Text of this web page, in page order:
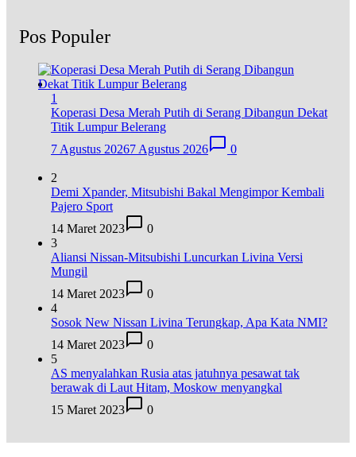
Pos Populer
1
Koperasi Desa Merah Putih di Serang Dibangun Dekat
Titik Lumpur Belerang
7 Agustus 20267 Agustus 2026 0
2
Demi Xpander, Mitsubishi Bakal Mengimpor Kembali
Pajero Sport
14 Maret 2023
0
3
Aliansi Nissan-Mitsubishi Luncurkan Livina Versi
Mungil
14 Maret 2023
0
4
Sosok New Nissan Livina Terungkap, Apa Kata NMI?
14 Maret 2023
0
5
AS menyalahkan Rusia atas jatuhnya pesawat tak
berawak di Laut Hitam, Moskow menyangkal
15 Maret 2023
0